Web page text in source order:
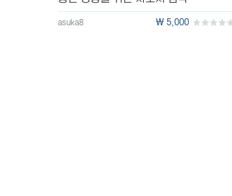
asuka8 \ 5,000